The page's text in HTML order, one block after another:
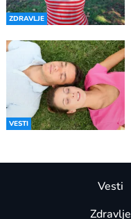
ZDRAVLJE
VESTI
Vesti
Zdravlje